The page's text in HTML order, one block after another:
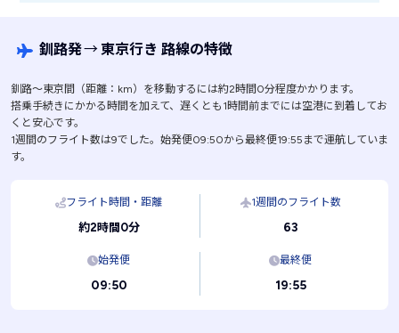
釧路発→東京行き 路線の特徴
釧路〜東京間（距離：km）を移動するには約2時間0分程度かかります。
搭乗手続きにかかる時間を加えて、遅くとも1時間前までには空港に到着してお
くと安心です。
1週間のフライト数は9でした。始発便09:50から最終便19:55まで運航していま
す。
フライト時間・距離
約2時間0分
1週間のフライト数
63
始発便
09:50
最終便
19:55